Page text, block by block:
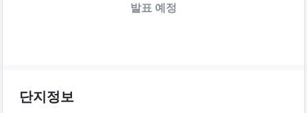
발표 예정
단지정보